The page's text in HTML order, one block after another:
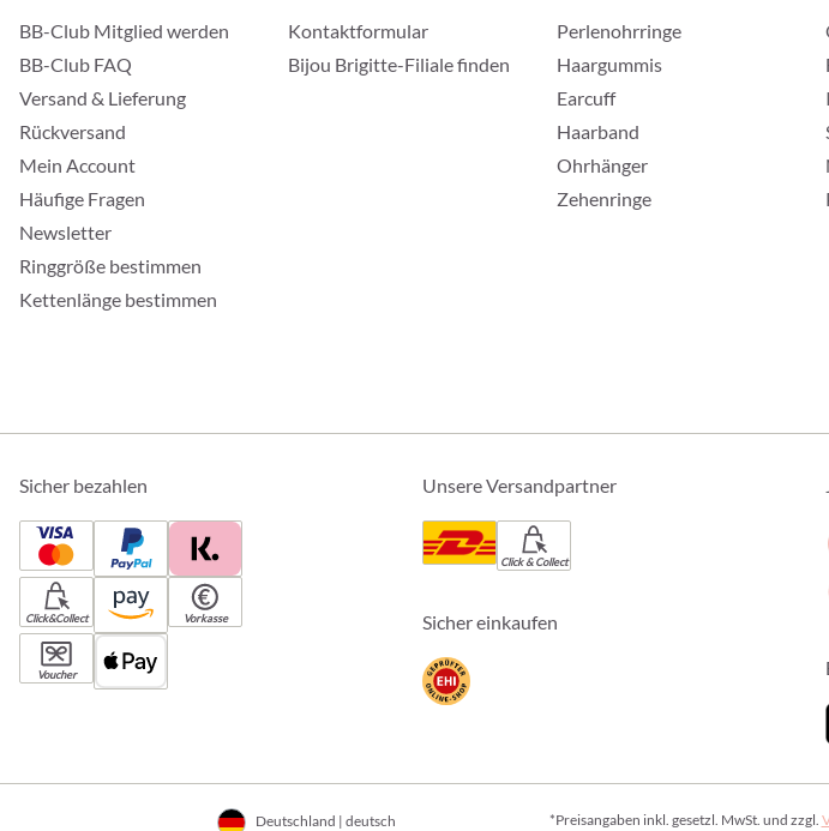
BB-Club Mitglied werden
BB-Club FAQ
Versand & Lieferung
Rückversand
Mein Account
Häufige Fragen
Newsletter
Ringgröße bestimmen
Kettenlänge bestimmen
Kontaktformular
Bijou Brigitte-Filiale finden
Perlenohrringe
Haargummis
Earcuff
Haarband
Ohrhänger
Zehenringe
Sicher bezahlen
Click&Collect Vorkasse
Voucher
Unsere Versandpartner
Click & Collect
Sicher einkaufen
Deutschland | deutsch *Preisangaben inkl. gesetzl. MwSt. und zzgl.